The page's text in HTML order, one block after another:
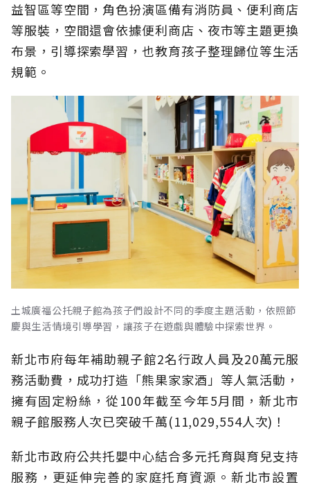
益智區等空間，角色扮演區備有消防員、便利商店
等服裝，空間還會依據便利商店、夜市等主題更換
布景，引導探索學習，也教育孩子整理歸位等生活
規範。
土城廣福公托親子館為孩子們設計不同的季度主題活動，依照節
慶與生活情境引導學習，讓孩子在遊戲與體驗中探索世界。
新北市府每年補助親子館2名行政人員及20萬元服
務活動費，成功打造「熊果家家酒」等人氣活動，
擁有固定粉絲，從100年截至今年5月間，新北市
親子館服務人次已突破千萬(11,029,554人次)！
新北市政府公共托嬰中心結合多元托育與育兒支持
服務，更延伸完善的家庭托育資源。新北市設置